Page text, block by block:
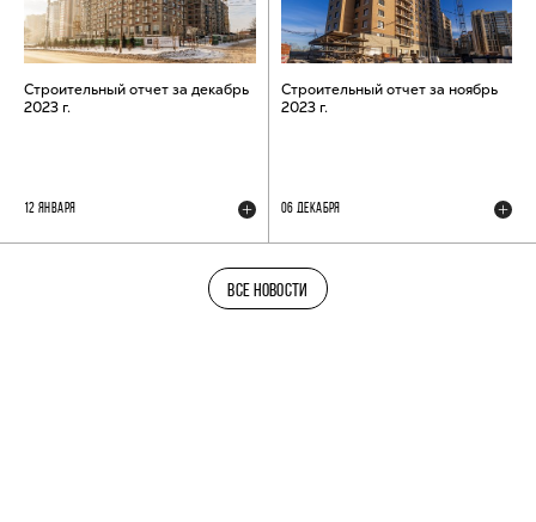
Строительный отчет за декабрь
2023 г.
12 ЯНВАРЯ
Строительный отчет за ноябрь
2023 г.
06 ДЕКАБРЯ
ВСЕ НОВОСТИ